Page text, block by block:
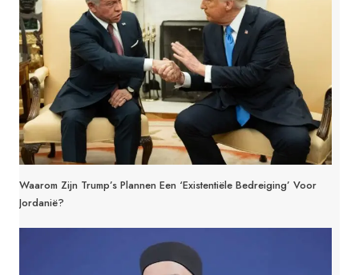
Waarom Zijn Trump’s Plannen Een ‘existentiële Bedreiging’ Voor
Jordanië?